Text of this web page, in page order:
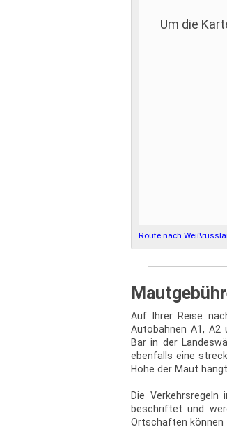
Um die
Route nach
Auf Ihrer Reise
Autobahnen A1, A2
Bar in der
ebenfalls eine
Höhe der Maut
Die
beschriftet und
Ortschaften können